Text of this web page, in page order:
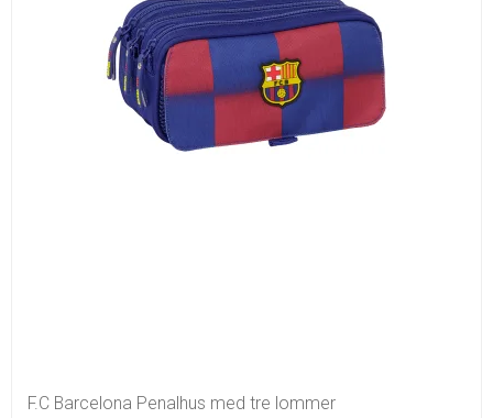
F.C Barcelona Penalhus med tre lommer